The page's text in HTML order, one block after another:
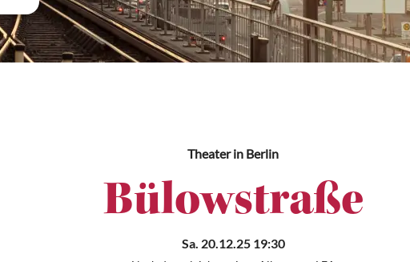
Theaterin Berlin
Bülowstraße
Sa. 20.12.25 19:30